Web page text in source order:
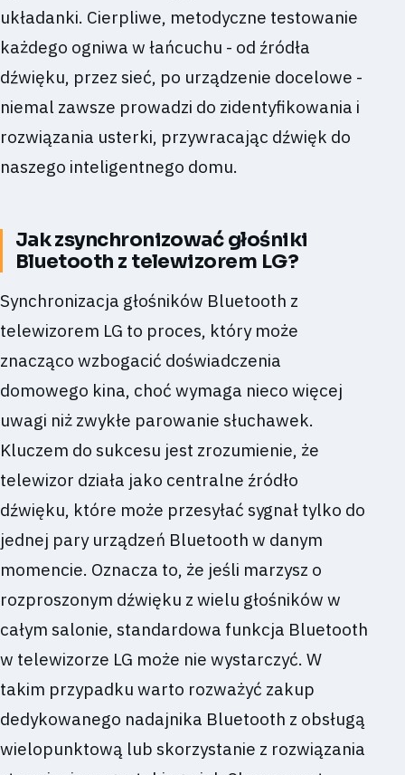
układanki. Cierpliwe, metodyczne testowanie
każdego ogniwa w łańcuchu - od źródła
dźwięku, przez sieć, po urządzenie docelowe -
niemal zawsze prowadzi do zidentyfikowania i
rozwiązania usterki, przywracając dźwięk do
naszego inteligentnego domu.
Jak zsynchronizować głośniki
Bluetooth z telewizorem LG?
Synchronizacja głośników Bluetooth z
telewizorem LG to proces, który może
znacząco wzbogacić doświadczenia
domowego kina, choć wymaga nieco więcej
uwagi niż zwykłe parowanie słuchawek.
Kluczem do sukcesu jest zrozumienie, że
telewizor działa jako centralne źródło
dźwięku, które może przesyłać sygnał tylko do
jednej pary urządzeń Bluetooth w danym
momencie. Oznacza to, że jeśli marzysz o
rozproszonym dźwięku z wielu głośników w
całym salonie, standardowa funkcja Bluetooth
w telewizorze LG może nie wystarczyć. W
takim przypadku warto rozważyć zakup
dedykowanego nadajnika Bluetooth z obsługą
wielopunktową lub skorzystanie z rozwiązania